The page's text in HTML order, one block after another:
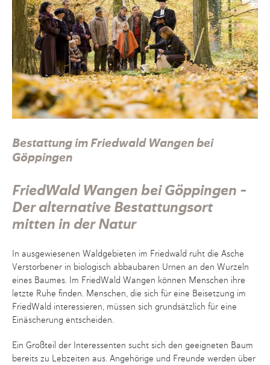
Bestattung im Friedwald Wangen bei
Göppingen
FriedWald Wangen bei Göppingen –
Der alternative Bestattungsort
mitten in der Natur
In ausgewiesenen Waldgebieten im Friedwald ruht die Asche
Verstorbener in biologisch abbaubaren Urnen an den Wurzeln
eines Baumes. Im FriedWald Wangen können Menschen ihre
letzte Ruhe finden. Menschen, die sich für eine Beisetzung im
FriedWald interessieren, müssen sich grundsätzlich für eine
Einäscherung entscheiden.
Ein Großteil der Interessenten sucht sich den geeigneten Baum
bereits zu Lebzeiten aus. Angehörige und Freunde werden über